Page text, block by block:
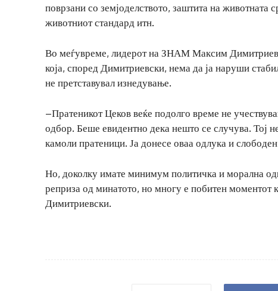
поврзани со земјоделството, заштита на
животниот стандард итн.
Во меѓувреме, лидерот на ЗНАМ Максим
која, според Димитриевски, нема да ја наруши
не претставувал изнедување.
–Пратеникот Цеков веќе подолго време не
одбор. Беше евидентно дека нешто се случува. Тој
камоли пратеници. Ја донесе оваа одлука и слободен
Но, доколку имате минимум политичка и морална
реприза од минатото, но многу е побитен моментот
Димитриевски.